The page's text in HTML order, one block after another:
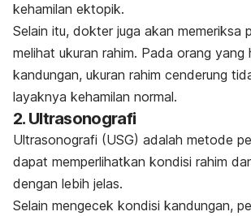
kehamilan ektopik.
Selain itu, dokter juga akan memeriksa
melihat ukuran rahim. Pada orang yang
kandungan, ukuran rahim cenderung
layaknya kehamilan normal.
2. Ultrasonografi
Ultrasonografi (USG) adalah metode
dapat memperlihatkan kondisi rahim
dengan lebih jelas.
Selain mengecek kondisi kandungan,